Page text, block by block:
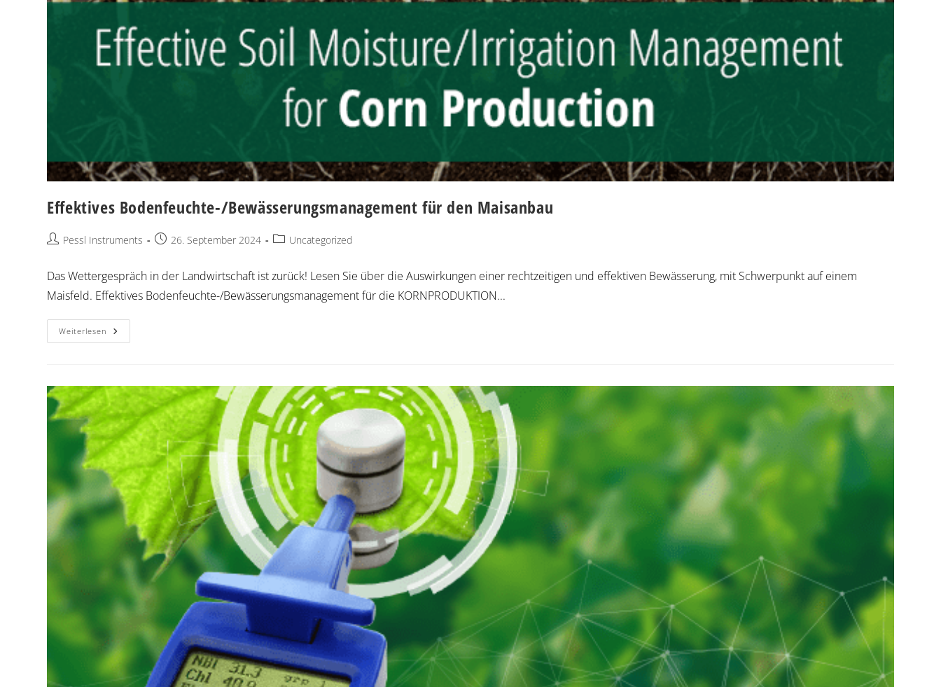
Effektives Bodenfeuchte-/Bewässerungsmanagement für den Maisanbau
Pessl Instruments 26. September 2024 Uncategorized
Das Wettergespräch in der Landwirtschaft ist zurück! Lesen Sie über die Auswirkungen einer rechtzeitigen und effektiven Bewässerung, mit Schwerpunkt auf einem
Maisfeld. Effektives Bodenfeuchte-/Bewässerungsmanagement für die KORNPRODUKTION...
Weiterlesen